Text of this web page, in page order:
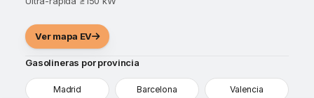
Ver mapa EV
Gasolineras por provincia
Madrid Barcelona Valencia